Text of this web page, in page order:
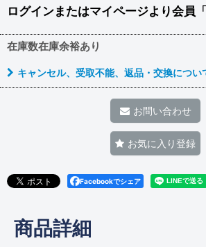
ログインまたはマイページより会員
在庫数在庫余裕あり
キャンセル、受取不能、返品・交換につい
お問い合わせ
お気に入り登録
Facebookでシェア
商品詳細